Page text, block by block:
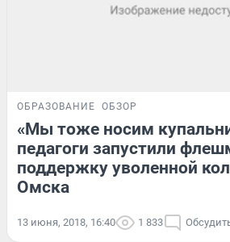
ОБРАЗОВАНИЕ ОБЗОР
«Мы тоже носим
педагоги запустили
поддержку уволенной
Омска
13 июня, 2018, 16:40 1 833